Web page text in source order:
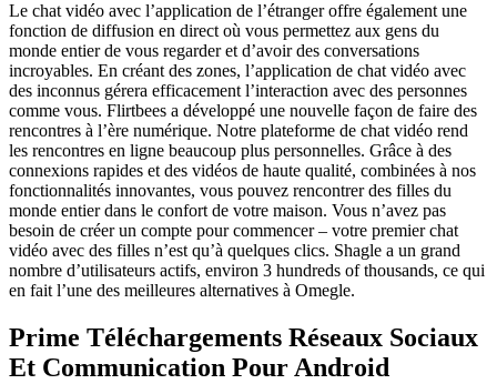
Le chat vidéo avec l’application de l’étranger offre également une
fonction de diffusion en direct où vous permettez aux gens du
monde entier de vous regarder et d’avoir des conversations
incroyables. En créant des zones, l’application de chat vidéo avec
des inconnus gérera efficacement l’interaction avec des personnes
comme vous. Flirtbees a développé une nouvelle façon de faire des
rencontres à l’ère numérique. Notre plateforme de chat vidéo rend
les rencontres en ligne beaucoup plus personnelles. Grâce à des
connexions rapides et des vidéos de haute qualité, combinées à nos
fonctionnalités innovantes, vous pouvez rencontrer des filles du
monde entier dans le confort de votre maison. Vous n’avez pas
besoin de créer un compte pour commencer – votre premier chat
vidéo avec des filles n’est qu’à quelques clics. Shagle a un grand
nombre d’utilisateurs actifs, environ 3 hundreds of thousands, ce qui
en fait l’une des meilleures alternatives à Omegle.
Prime Téléchargements Réseaux Sociaux
Et Communication Pour Android